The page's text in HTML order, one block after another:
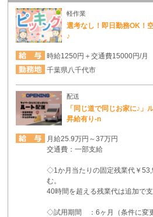
軽作業
選考なし！即日勤務OK！
♪
時給1250円＋交通費15000円/月
千葉県八千代市
配送
「同じ道で同じお家に♪」
昇給有り-n
月給25.9万円～37万円
交通費：一部支給
◇1か月当たりの固定残業代￥
む。
40時間を超える残業代は追加で支
◇試用期間 ：6ヶ月（条件に変更